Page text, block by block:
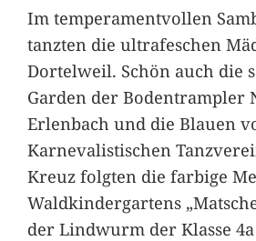
Im temperamentvollen
tanzten die ultrafeschen
Dortelweil. Schön auch die
Garden der Bodentrampler
Erlenbach und die Blauen
Karnevalistischen
Kreuz folgten die farbige
Waldkindergartens
der Lindwurm der Klasse